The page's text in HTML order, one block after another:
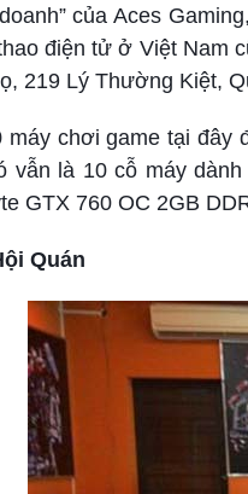
của Aces
điện tử ở Việt Nam
219 Lý Thường Kiệt,
máy chơi game tại đây
vẫn là 10 cỗ máy
GTX 760 OC 2GB
Quán